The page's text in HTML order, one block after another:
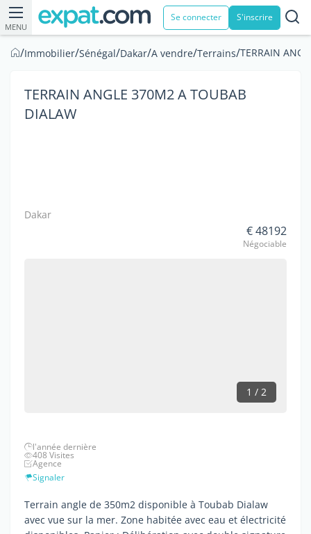
MENU
Se connecter S'inscrire
/Immobilier/Sénégal/Dakar/A vendre/Terrains/TERRAIN
TERRAIN ANGLE 370M2 A TOUBAB
DIALAW
Dakar
€ 48192
Négociable
1 / 2
l'année dernière
408 Visites
Agence
Signaler
Terrain angle de 350m2 disponible à Toubab Dialaw
avec vue sur la mer. Zone habitée avec eau et électricité